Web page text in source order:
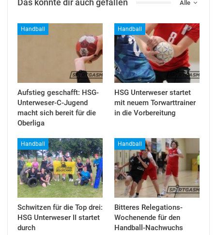
Alle
Das könnte dir auch gefallen
Handball
Aufstieg geschafft: HSG-
Unterweser-C-Jugend
macht sich bereit für die
Oberliga
Handball
HSG Unterweser startet
mit neuem Torwarttrainer
in die Vorbereitung
Handball
Schwitzen für die Top drei:
HSG Unterweser II startet
durch
Handball
Bitteres Relegations-
Wochenende für den
Handball-Nachwuchs